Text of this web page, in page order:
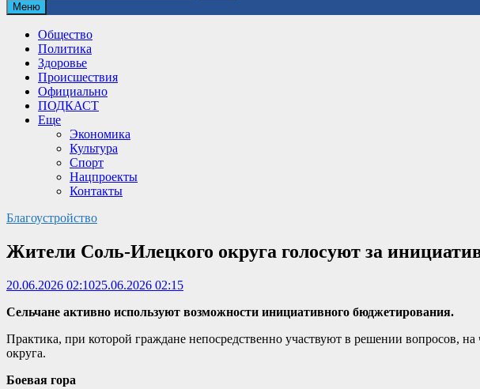
Меню
Общество
Политика
Здоровье
Происшествия
Официально
ПОДКАСТ
Еще
Экономика
Культура
Спорт
Нацпроекты
Контакты
Благоустройство
Жители Соль-Илецкого округа голосуют за
20.06.2026 02:1025.06.2026 02:15
Сельчане активно используют возможности инициативного бюджетирования.
Практика, при которой граждане непосредственно участвуют в решении вопросов,
округа.
Боевая гора